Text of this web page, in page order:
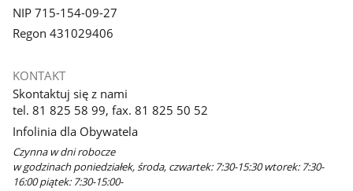
NIP 715-154-09-27
Regon 431029406
KONTAKT
Skontaktuj się z nami
tel. 81 825 58 99, fax. 81 825 50 52
Infolinia dla Obywatela
Czynna w dni robocze
w godzinach poniedziałek, środa, czwartek: 7:30-15:30 wtorek: 7:30-
16:00 piątek: 7:30-15:00-